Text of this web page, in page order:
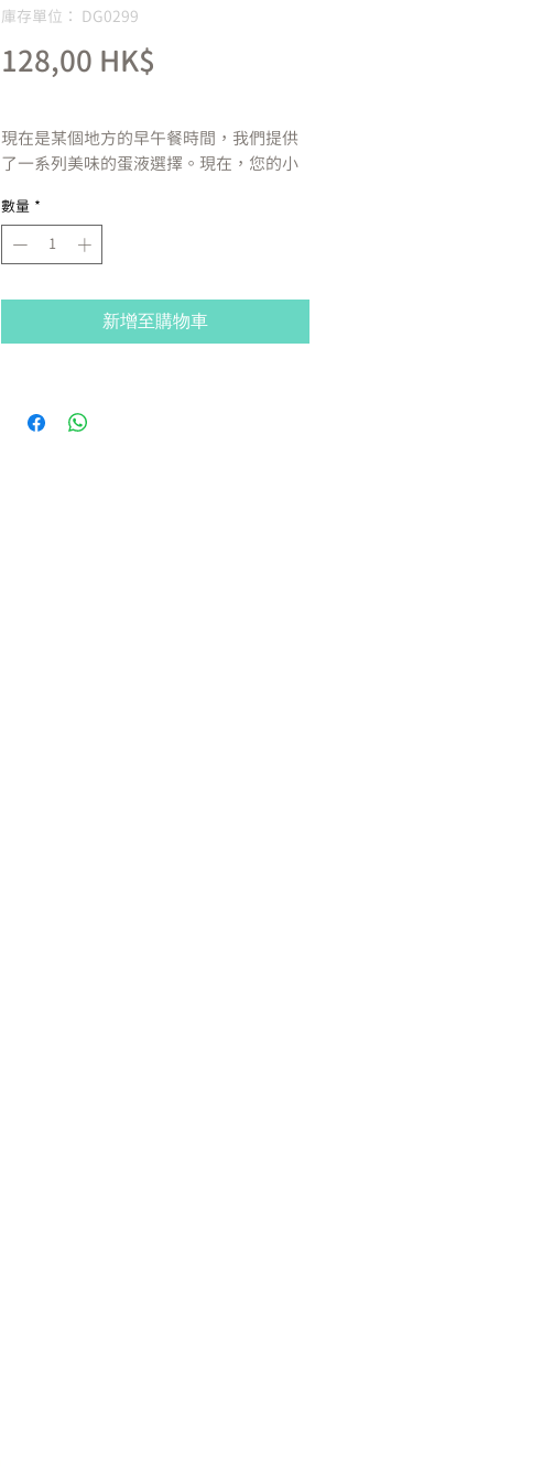
庫存單位： DG0299
128,00 HK$
現在是某個地方的早午餐時間，我們提供
了一系列美味的蛋液選擇。現在，您的小
並歡呼與血腥瑪麗一起玩耍，同時推薦片
狀羊角麵包、班尼迪克蛋、雞肉和華夫餅
以及鱷梨吐司的自助餐。這些玩具和它們
要求幾秒鐘！ 100% 可機洗 耐用的雙層面
料 加固縫線，更加耐用 互動功能帶來數小
數量 *
新增至購物車